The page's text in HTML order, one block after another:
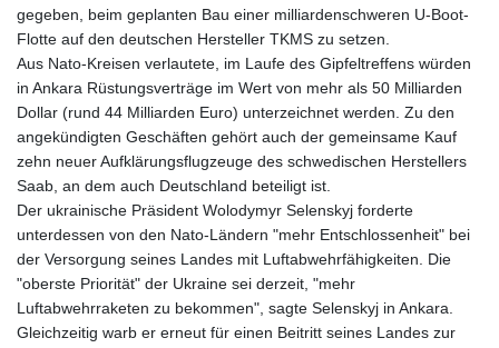
gegeben, beim geplanten Bau einer milliardenschweren U-Boot-
Flotte auf den deutschen Hersteller TKMS zu setzen.
Aus Nato-Kreisen verlautete, im Laufe des Gipfeltreffens würden
in Ankara Rüstungsverträge im Wert von mehr als 50 Milliarden
Dollar (rund 44 Milliarden Euro) unterzeichnet werden. Zu den
angekündigten Geschäften gehört auch der gemeinsame Kauf
zehn neuer Aufklärungsflugzeuge des schwedischen Herstellers
Saab, an dem auch Deutschland beteiligt ist.
Der ukrainische Präsident Wolodymyr Selenskyj forderte
unterdessen von den Nato-Ländern "mehr Entschlossenheit" bei
der Versorgung seines Landes mit Luftabwehrfähigkeiten. Die
"oberste Priorität" der Ukraine sei derzeit, "mehr
Luftabwehrraketen zu bekommen", sagte Selenskyj in Ankara.
Gleichzeitig warb er erneut für einen Beitritt seines Landes zur